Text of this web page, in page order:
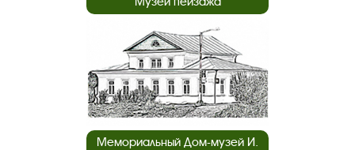
Мемориальный Дом-музей И.